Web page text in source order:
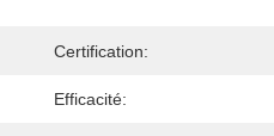
Certification:
Efficacité: